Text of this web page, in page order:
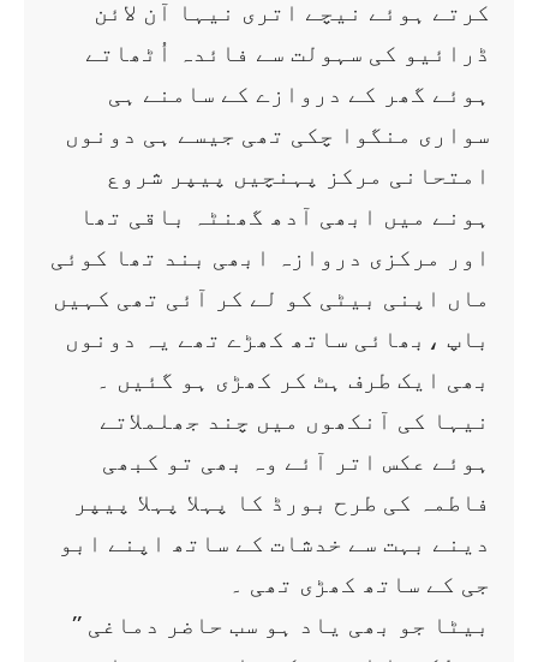
کرتے ہوئے نیچے اتری نیہا آن لائن
ڈرائیو کی سہولت سے فائدہ اُٹھاتے
ہوئے گھر کے دروازے کے سامنے ہی
سواری منگوا چکی تھی جیسے ہی دونوں
امتحانی مرکز پہنچیں پیپر شروع
ہونے میں ابھی آدھ گھنٹہ باقی تھا
اور مرکزی دروازہ ابھی بند تھا کوئی
ماں اپنی بیٹی کو لے کر آئی تھی کہیں
باپ ،بھائی ساتھ کھڑے تھے یہ دونوں
بھی ایک طرف ہٹ کر کھڑی ہو گئیں ۔
نیہا کی آنکھوں میں چند جھلملاتے
ہوئے عکس اتر آئے وہ بھی تو کبھی
فاطمہ کی طرح بورڈ کا پہلا پہلا پیپر
دینے بہت سے خدشات کے ساتھ اپنے ابو
جی کے ساتھ کھڑی تھی ۔
’’ بیٹا جو بھی یاد ہو سب حاضر دماغی